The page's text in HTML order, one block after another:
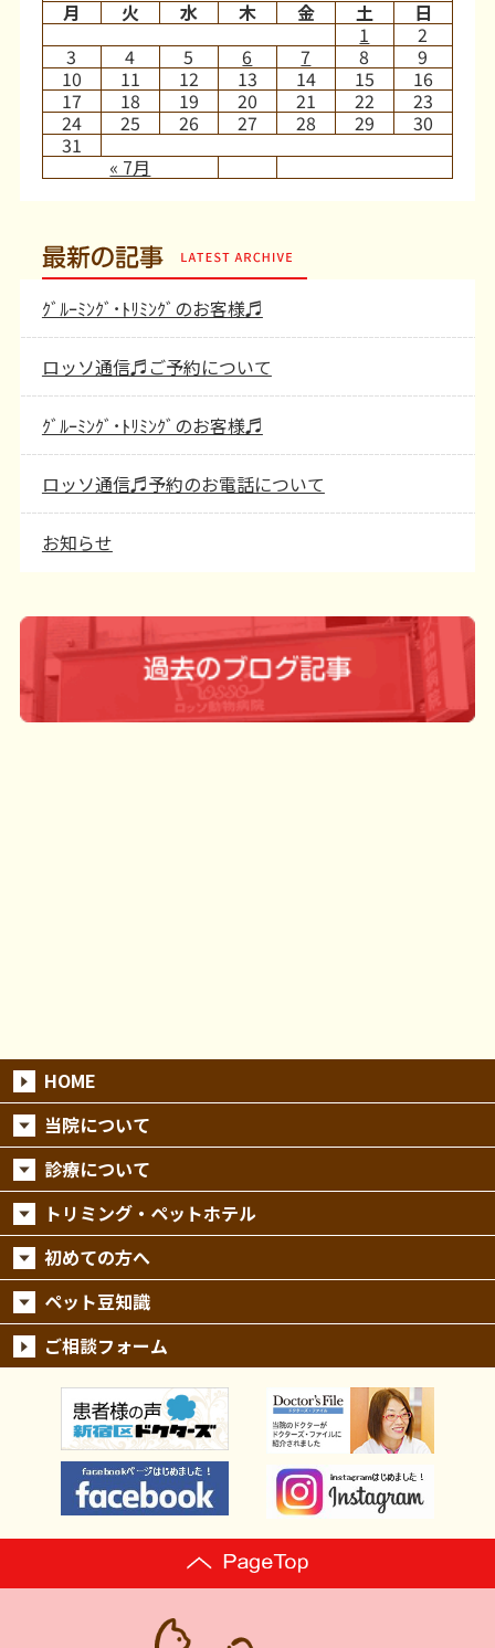
月
火 水 木 金 土 日
« 7月
1
2
3
4 5 6 7 8
9
10
11 12 13 14 15
16
17
18 19 20 21 22
23
24
25 26 27 28 29
30
31
最新の記事
ｸﾞﾙｰﾐﾝｸﾞ･ﾄﾘﾐﾝｸﾞのお客様♬
ロッソ通信♬ご予約について
ｸﾞﾙｰﾐﾝｸﾞ･ﾄﾘﾐﾝｸﾞのお客様♬
ロッソ通信♬予約のお電話について
お知らせ
HOME
当院について
診療について
トリミング・ペットホテル
初めての方へ
ペット豆知識
ご相談フォーム